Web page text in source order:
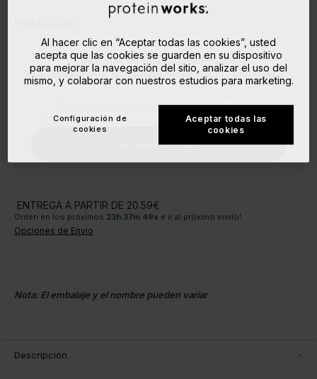
¡Nos hemos quedado sin stock!
La próxima vez, asegúrate de ser de los primeros…
Envíame un email
ENTREGA A PARTIR DE 20.59€
Orden en los próximos 23h 37m 49s e ir al próximo envío!
Opciones de Envio
Nota: El embalaje y el nombre pueden variar
Descripción
Al hacer clic en “Aceptar todas las cookies”, usted
acepta que las cookies se guarden en su dispositivo
para mejorar la navegación del sitio, analizar el uso del
mismo, y colaborar con nuestros estudios para marketing.
Aceptar todas las
cookies
Configuración de
cookies